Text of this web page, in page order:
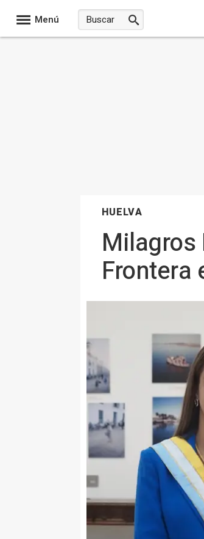
Menú
HUELVA
Milagros
Frontera